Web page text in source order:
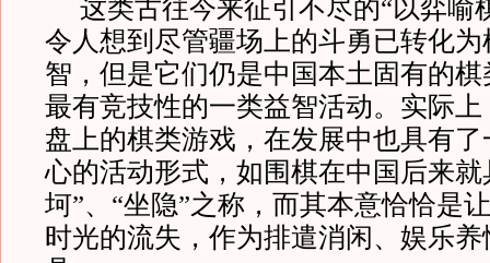
这类古往今来征引不尽的“以弈喻
令人想到尽管疆场上的斗勇已转化
智，但是它们仍是中国本土固有的
最有竞技性的一类益智活动。实际
盘上的棋类游戏，在发展中也具有
心的活动形式，如围棋在中国后来就
坷”、“坐隐”之称，而其本意恰恰是
时光的流失，作为排遣消闲、娱乐